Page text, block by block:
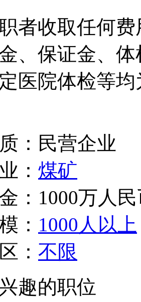
者收取任何
、保证金、
医院体检等
：民营企业
： 煤矿
：1000万人
： 1000人以上
： 不限
趣的职位